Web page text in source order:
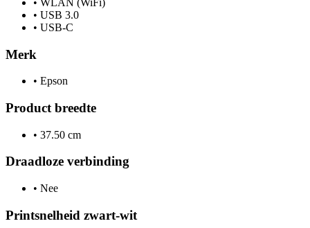
• USB 3.0
• USB-C
Merk
• Epson
Product breedte
• 37.50 cm
Draadloze verbinding
• Nee
Printsnelheid zwart-wit